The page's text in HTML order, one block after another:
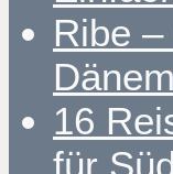
Ribe
16
für